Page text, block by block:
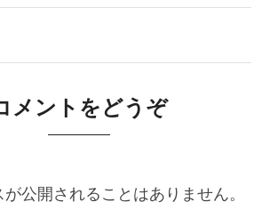
メントをどうぞ
公開されることはありません。